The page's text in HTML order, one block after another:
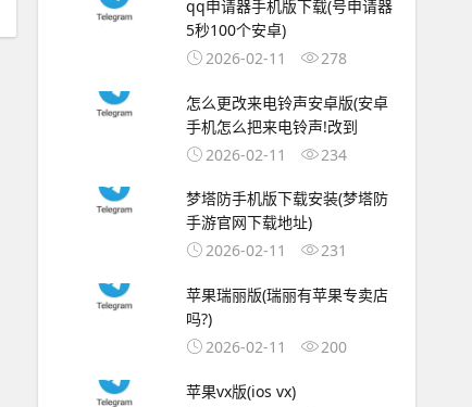
qq申请器手机版下载(号申请器
5秒100个安卓)
2026-02-11
278
怎么更改来电铃声安卓版(安卓
手机怎么把来电铃声!改到
2026-02-11
234
梦塔防手机版下载安装(梦塔防
手游官网下载地址)
2026-02-11
231
苹果瑞丽版(瑞丽有苹果专卖店
吗?)
2026-02-11
200
苹果vx版(ios vx)